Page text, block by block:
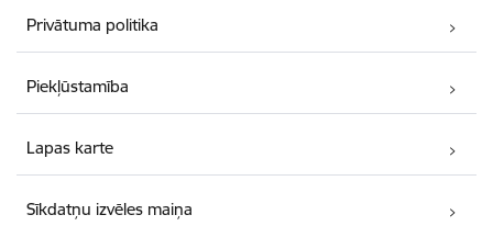
Privātuma politika
Piekļūstamība
Lapas karte
Sīkdatņu izvēles maiņa